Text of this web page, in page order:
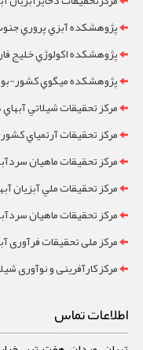
پژوهشکده آبزي پروري
پژوهشکده اکولوژي خليج
پژوهشکده ميگوي کشور-
مرکز تحقيقات شيلاتي آبهاي
مرکز تحقيقات آرتمياي
مرکز تحقيقات ماهيان
مرکز تحقيقات ملي آبزيان
مرکز تحقيقات ماهيان
مرکز ملی تحقیقات فرآوری
مرکز کارآفرینی و نوآوری
اطلاعات تماس